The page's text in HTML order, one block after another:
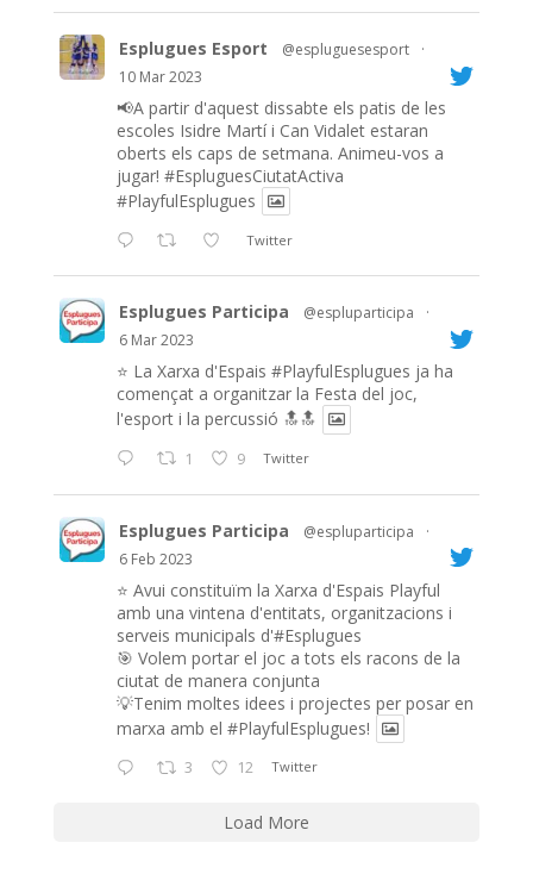
Esplugues Esport @espluguesesport
·
10 Mar 2023
📢A partir d'aquest dissabte els patis de les
escoles Isidre Martí i Can Vidalet estaran
oberts els caps de setmana. Animeu-vos a
jugar! #EspluguesCiutatActiva
#PlayfulEsplugues
Twitter
Esplugues Participa @espluparticipa
·
6 Mar 2023
⭐️ La Xarxa d'Espais #PlayfulEsplugues ja ha
començat a organitzar la Festa del joc,
l'esport i la percussió 🔝🔝
1 9 Twitter
Esplugues Participa @espluparticipa
·
6 Feb 2023
⭐️ Avui constituïm la Xarxa d'Espais Playful
amb una vintena d'entitats, organitzacions i
serveis municipals d'#Esplugues
🎯 Volem portar el joc a tots els racons de la
ciutat de manera conjunta
💡Tenim moltes idees i projectes per posar en
marxa amb el #PlayfulEsplugues!
3 12 Twitter
Load More